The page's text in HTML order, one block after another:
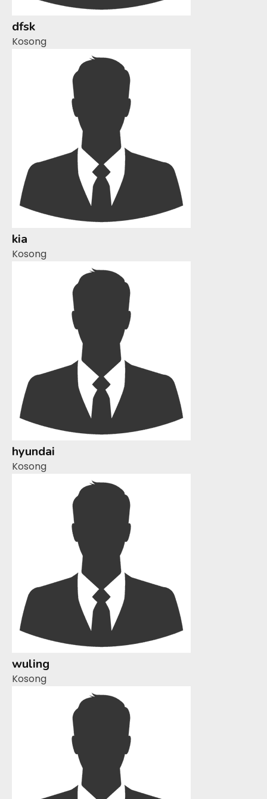
dfsk
Kosong
kia
Kosong
hyundai
Kosong
wuling
Kosong